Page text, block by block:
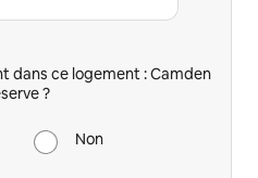
dans ce logement : Camden
?
Non